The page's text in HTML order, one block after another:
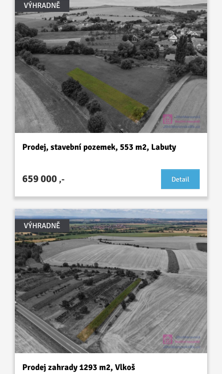
VÝHRADNĚ
Prodej, stavební pozemek, 553 m2, Labuty
659 000 ,- Detail
VÝHRADNĚ
Prodej zahrady 1293 m2, Vlkoš